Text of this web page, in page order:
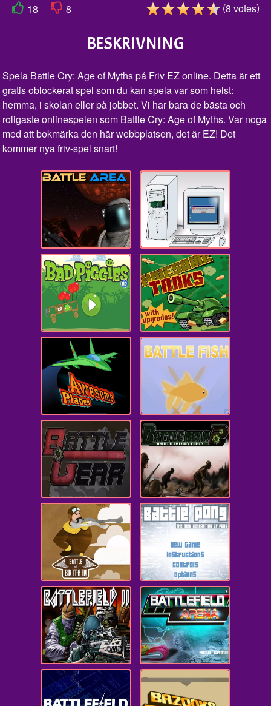
18 8 (8 votes)
BESKRIVNING
Spela Battle Cry: Age of Myths på Friv EZ online. Detta är ett
gratis oblockerat spel som du kan spela var som helst:
hemma, i skolan eller på jobbet. Vi har bara de bästa och
roligaste onlinespelen som Battle Cry: Age of Myths. Var noga
med att bokmärka den här webbplatsen, det är EZ! Det
kommer nya friv-spel snart!